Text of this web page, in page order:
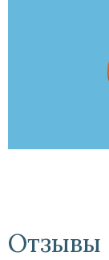
Отзывы